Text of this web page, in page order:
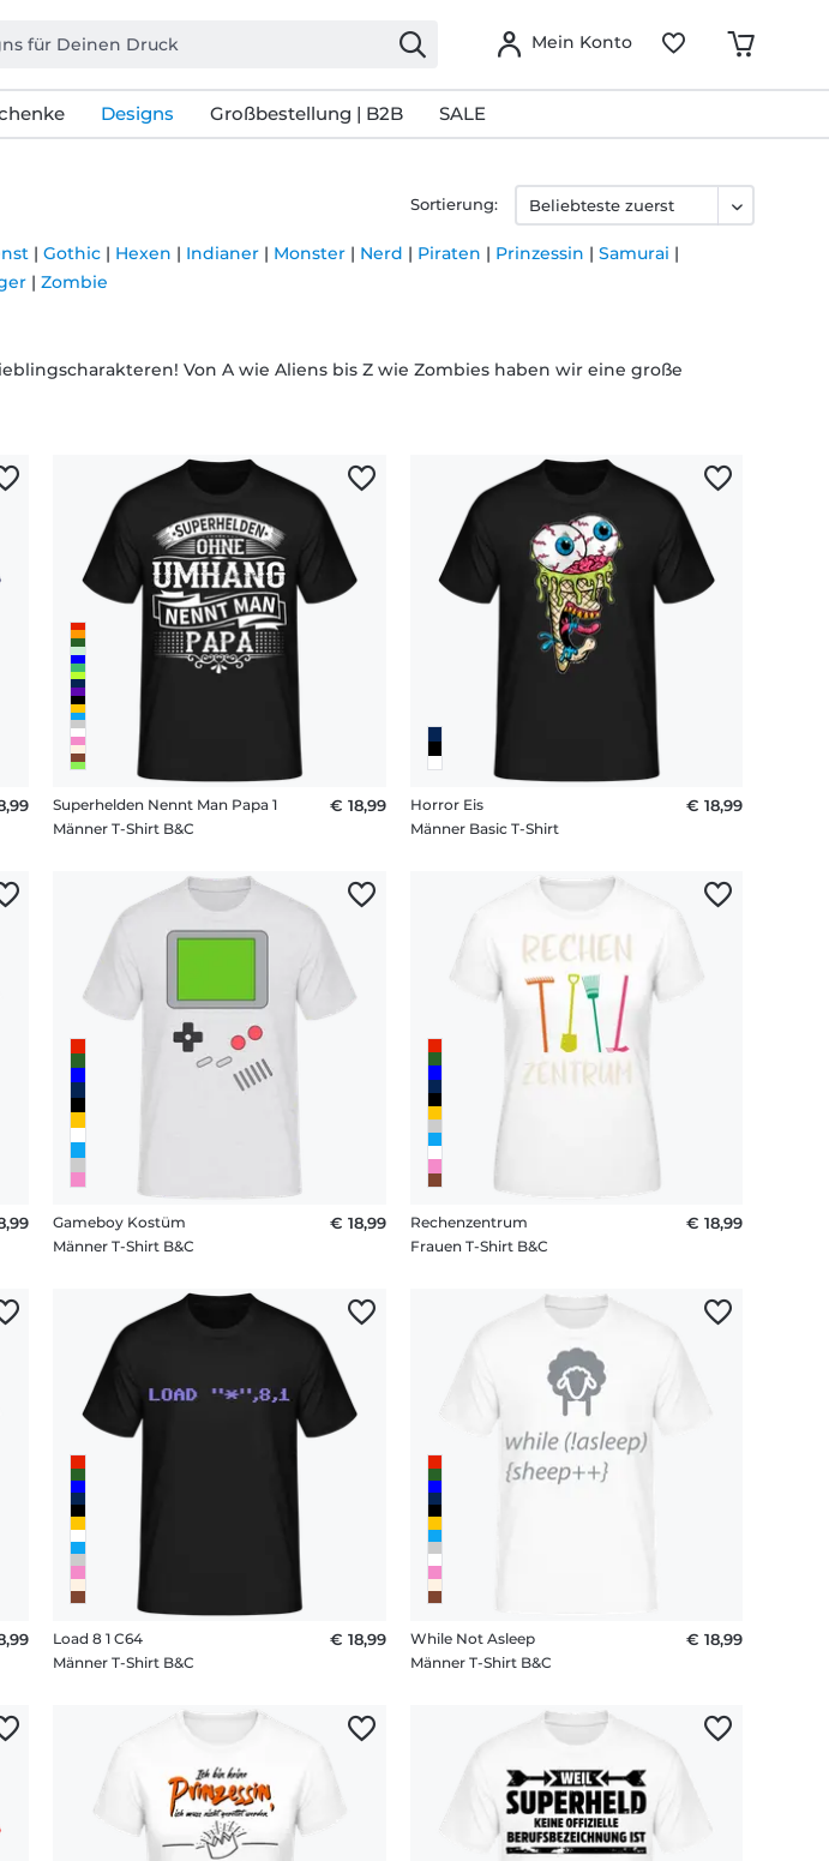
Mein Konto
Designs Großbestellung | B2B SALE
| Gothic | Hexen | Indianer | Monster | Nerd | Piraten | Prinzessin | Samurai |
| Zombie
Von A wie Aliens bis Z wie Zombies haben wir eine große
Sortierung:
Superhelden Nennt Man Papa 1
Männer T-Shirt B&C
€ 18,99
Horror Eis
Männer Basic T-Shirt
€ 18,99
Gameboy Kostüm
Männer T-Shirt B&C
€ 18,99
Rechenzentrum
Frauen T-Shirt B&C
€ 18,99
Load 8 1 C64
Männer T-Shirt B&C
€ 18,99
While Not Asleep
Männer T-Shirt B&C
€ 18,99